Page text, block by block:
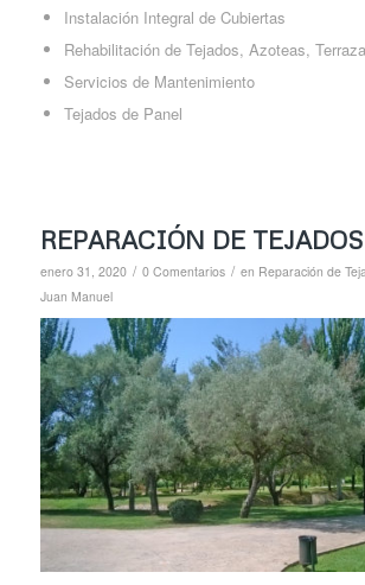
Instalación Integral de Cubiertas
Rehabilitación de Tejados, Azoteas,
Servicios de Mantenimiento
Tejados de Panel
REPARACIÓN DE
enero 31, 2020 / 0 Comentarios / en Reparación de
Juan Manuel